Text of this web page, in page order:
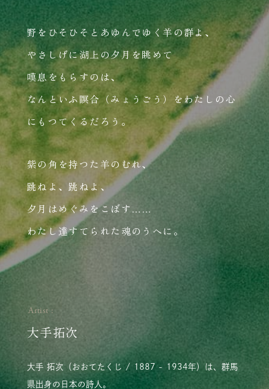
野をひそひそとあゆんでゆく羊の群よ、
やさしげに湖上の夕月を眺めて
嘆息をもらすのは、
なんといふ瞑合（みょうごう）をわたしの心
にもつてくるだろう。
紫の角を持つた羊のむれ、
跳ねよ、跳ねよ、
夕月はめぐみをこぼす……
わたし達すてられた魂のうへに。
Artist
大手拓次
大手 拓次（おおてたくじ / 1887 - 1934年）は、群馬
県出身の日本の詩人。